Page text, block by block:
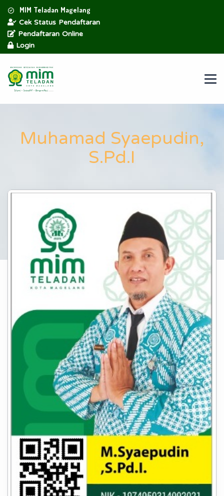
MIM Teladan Magelang
Cek Status Pendaftaran
Pendaftaran Online
Login
Muhamad Syaepudin,
S.Pd.I